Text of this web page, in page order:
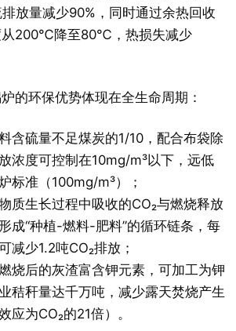
放量减少90%，同时通过余热回收
从200℃降至80℃，热损失减少
的环保优势体现在全生命周期：
料含硫量不足煤炭的1/10，配合布袋除
浓度可控制在10mg/m³以下，远低
标准（100mg/m³）；
物质生长过程中吸收的CO₂与燃烧释放
成“种植-燃料-肥料”的循环链条，每
减少1.2吨CO₂排放；
烧后的灰渣富含钾元素，可加工为钾
秸秆量达千万吨，减少露天焚烧产生
应为CO₂的21倍）。